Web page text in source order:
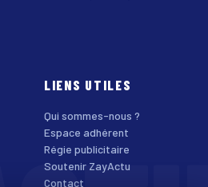
LIENS UTILES
Qui sommes-nous ?
Espace adhérent
Régie publicitaire
Soutenir ZayActu
Contact